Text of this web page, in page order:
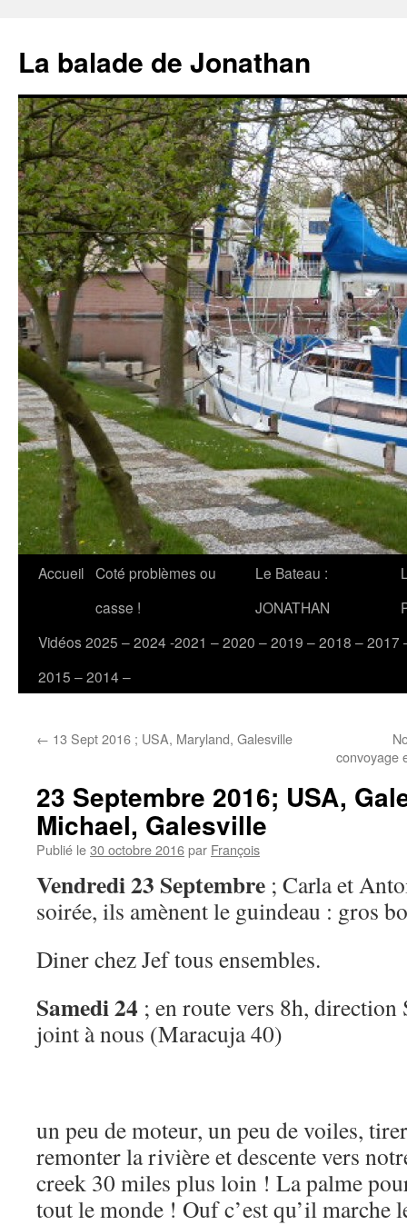
contenu
La balade de Jonathan
Accueil Coté problèmes ou
casse !
Le Bateau :
JONATHAN
Vidéos 2025 – 2024 -2021 – 2020 – 2019 – 2018 – 2017
2015 – 2014 –
← 13 Sept 2016 ; USA, Maryland, Galesville
convoyage
23 Septembre 2016; USA,
Michael, Galesville
Publié le30 octobre 2016par François
Vendredi 23 Septembre ; Carla et
soirée, ils amènent le guindeau : gros
Diner chez Jef tous ensembles.
Samedi 24 ; en route vers 8h, direction
joint à nous (Maracuja 40)
un peu de moteur, un peu de voiles,
remonter la rivière et descente vers
creek 30 miles plus loin ! La palme
tout le monde ! Ouf c’est qu’il marche